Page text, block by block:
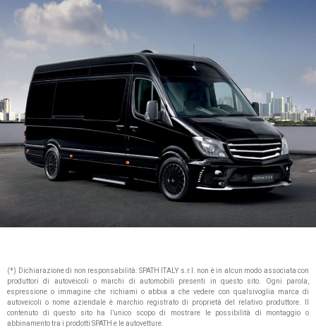
(*) Dichiarazione di non responsabilità: SPATH ITALY s.r.l. non è in alcun modo associata con
produttori di autoveicoli o marchi di automobili presenti in questo sito. Ogni parola,
espressione o immagine che richiami o abbia a che vedere con qualsivoglia marca di
autoveicoli o nome aziendale è marchio registrato di proprietà del relativo produttore. Il
contenuto di questo sito ha l’unico scopo di mostrare le possibilità di montaggio o
abbinamento tra i prodotti SPATH e le autovetture.